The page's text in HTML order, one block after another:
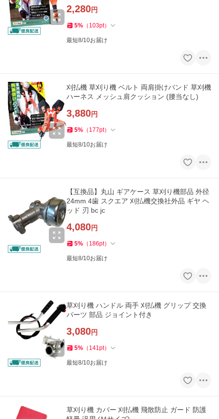
2,280円
5% （ 103pt）
最短8/10お届け
刈払機 草刈り機 ベルト 両肩掛けバンド 草刈機
ハーネス メッシュ肩クッション (腰当なし)
3,880円
5% （ 177pt）
最短8/10お届け
【互換品】丸山 ギアケース 草刈り機部品 外径
24mm 4歯 スクエア 刈払機交換社外品 ギヤ ヘ
ッド 刃 bc jc
4,080円
5% （ 186pt）
最短8/10お届け
草刈り機 ハンドル 両手 刈払機 グリップ 交換
パーツ 部品 ジョイント付き
3,080円
5% （ 141pt）
最短8/10お届け
草刈り機 カバー 刈払機 飛散防止 ガード 防護